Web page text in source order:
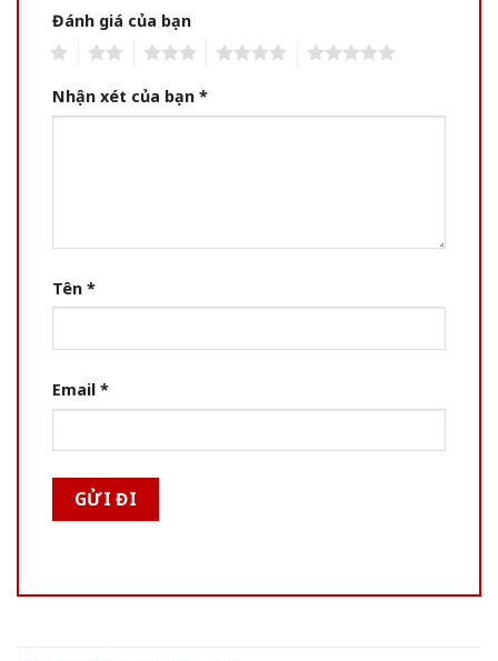
Đánh giá của bạn
Nhận xét của bạn *
Tên *
Email *